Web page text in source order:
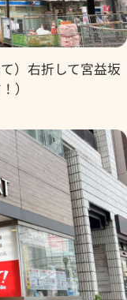
）右折して宮益坂
）